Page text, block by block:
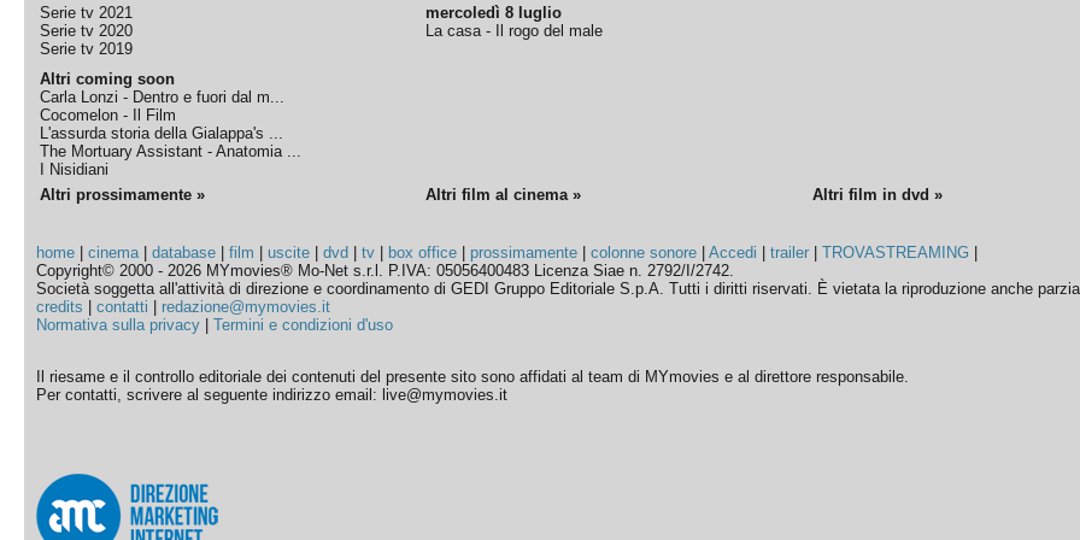
Serie tv 2021
Serie tv 2020
Serie tv 2019
Altri coming soon
Carla Lonzi - Dentro e fuori dal m...
Cocomelon - Il Film
L'assurda storia della Gialappa's ...
The Mortuary Assistant - Anatomia ...
I Nisidiani
mercoledì 8 luglio
La casa - Il rogo del male
Altri prossimamente » Altri film al cinema » Altri film in dvd »
home |cinema|database |film |uscite |dvd |tv box office prossimamente |colonne sonore |Accedi |trailer |TROVASTREAMING
Copyright© 2000 - 2026 MYmovies® Mo-Net s.r.l. P.IVA: 05056400483 Licenza Siae n. 2792/I/2742.
Società soggetta all'attività di direzione e coordinamento di GEDI Gruppo Editoriale S.p.A. Tutti i diritti riservati. È vietata la riproduzione anche
credits |contatti
redazione@mymovies.it
Normativa sulla privacy |Termini e condizioni d'uso
Il riesame e il controllo editoriale dei contenuti del presente sito sono affidati al team di MYmovies e al direttore responsabile.
Per contatti, scrivere al seguente indirizzo email: live@mymovies.it